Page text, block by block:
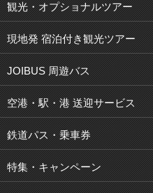
観光・オプショナルツアー
現地発 宿泊付き観光ツアー
JOIBUS 周遊バス
空港・駅・港 送迎サービス
鉄道パス・乗車券
特集・キャンペーン